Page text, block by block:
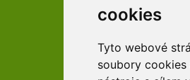
cookies
Tyto webové
soubory